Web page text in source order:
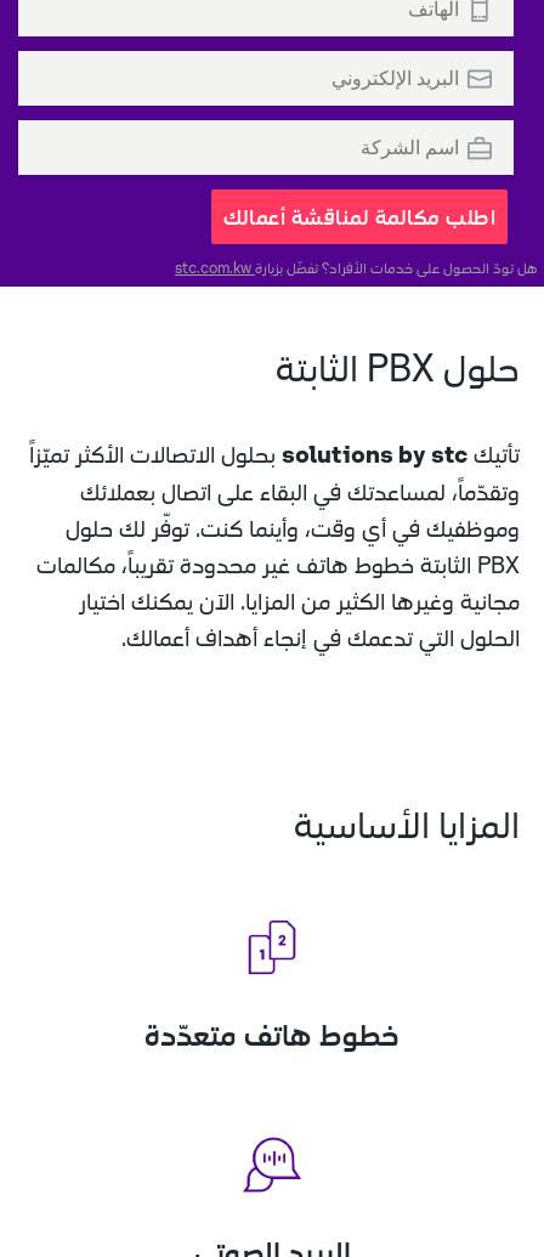
اطلب مكالمة لمناقشة أعمالك
هل تودّ الحصول على خدمات الأفراد؟ تفضّل بزيارة
حلول PBX الثابتة
تأتيك solutions by stc
الحلول التي تدعمك في إنجاء أهداف أعمالك.
المزايا الأساسية
خطوط هاتف متعدّدة